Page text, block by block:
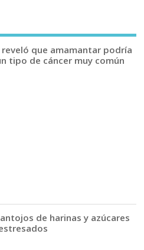
que amamantar podría
tipo de cáncer muy común
de harinas y azúcares